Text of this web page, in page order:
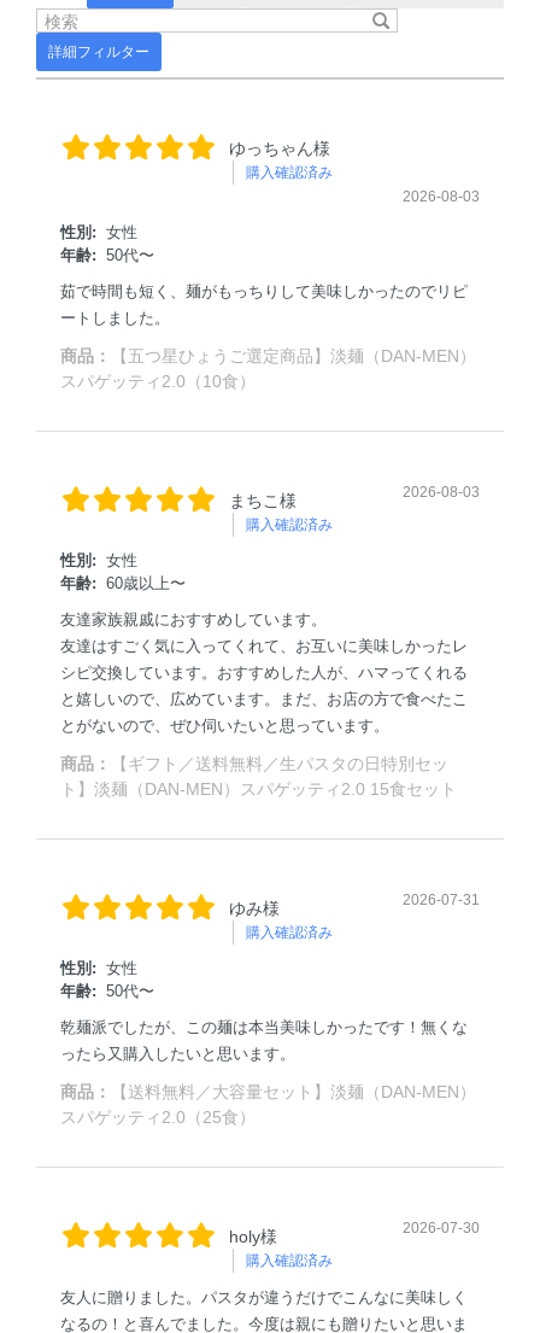
詳細フィルター
ゆっちゃん様
購入確認済み
2026-08-03
性別: 女性
年齢: 50代〜
茹で時間も短く、麺がもっちりして美味しかったのでリピ
ートしました。
商品：
【五つ星ひょうご選定商品】淡麺（DAN-MEN）
スパゲッティ2.0（10食）
まちこ様
購入確認済み
2026-08-03
性別: 女性
年齢: 60歳以上〜
友達家族親戚におすすめしています。
友達はすごく気に入ってくれて、お互いに美味しかったレ
シピ交換しています。おすすめした人が、ハマってくれる
と嬉しいので、広めています。まだ、お店の方で食べたこ
とがないので、ぜひ伺いたいと思っています。
商品：
【ギフト／送料無料／生パスタの日特別セッ
ト】淡麺（DAN-MEN）スパゲッティ2.0 15食セット
ゆみ様
購入確認済み
2026-07-31
性別: 女性
年齢: 50代〜
乾麺派でしたが、この麺は本当美味しかったです！無くな
ったら又購入したいと思います。
商品：
【送料無料／大容量セット】淡麺（DAN-MEN）
スパゲッティ2.0（25食）
holy様
購入確認済み
2026-07-30
友人に贈りました。パスタが違うだけでこんなに美味しく
なるの！と喜んでました。今度は親にも贈りたいと思いま